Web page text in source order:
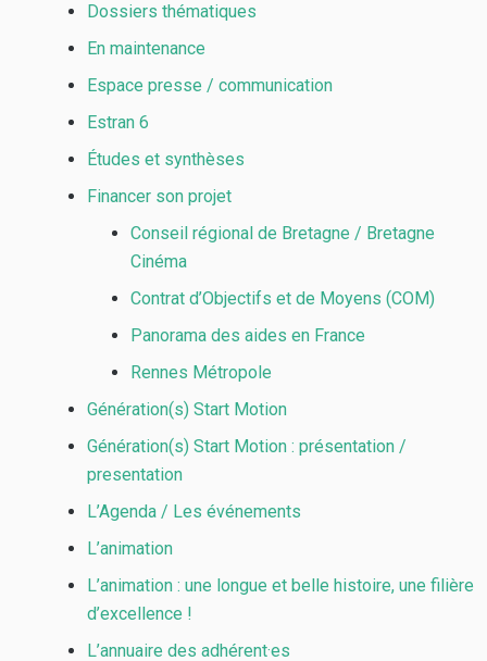
Dossiers thématiques
En maintenance
Espace presse / communication
Estran 6
Études et synthèses
Financer son projet
Conseil régional de Bretagne / Bretagne
Cinéma
Contrat d’Objectifs et de Moyens (COM)
Panorama des aides en France
Rennes Métropole
Génération(s) Start Motion
Génération(s) Start Motion : présentation /
presentation
L’Agenda / Les événements
L’animation
L’animation : une longue et belle histoire, une filière
d’excellence !
L’annuaire des adhérent·es